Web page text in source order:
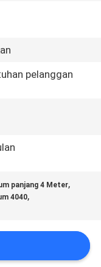
pelanggan
panjang 4 Meter,
4040,